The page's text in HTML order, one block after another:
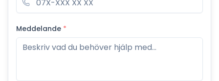
Meddelande *